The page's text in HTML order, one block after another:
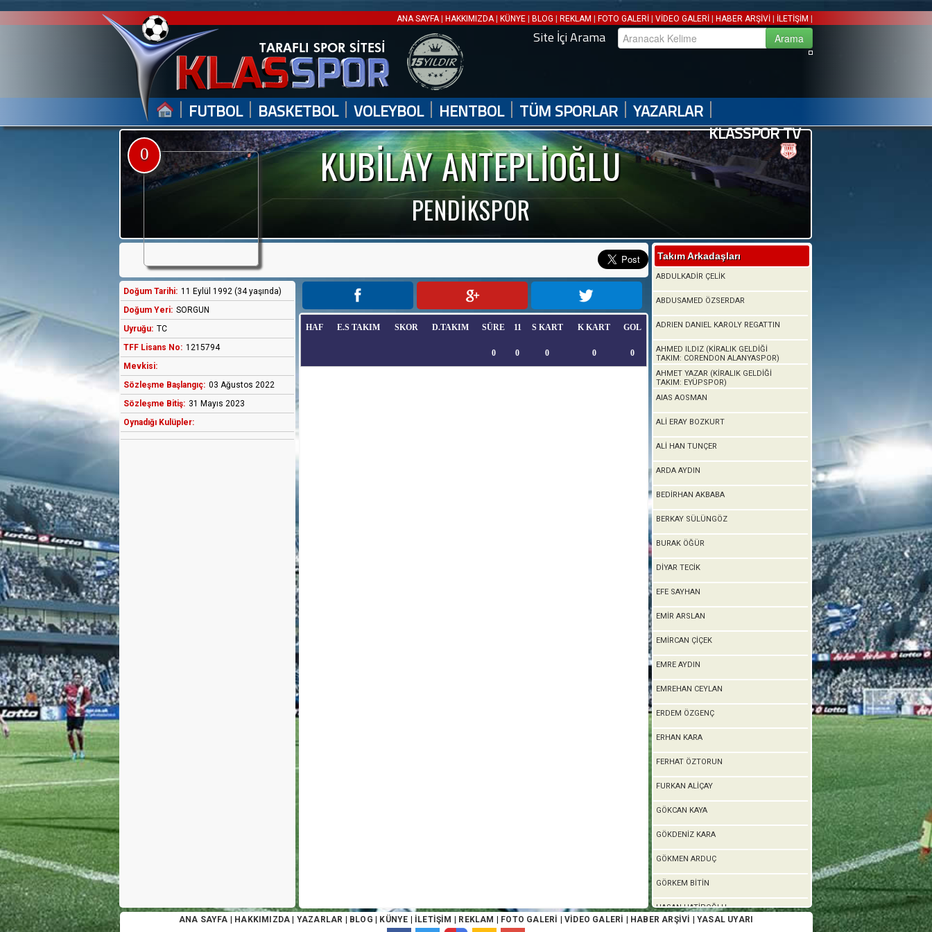
ANA SAYFA| HAKKIMIZDA| KÜNYE | BLOG | REKLAM | FOTO GALERİ | VİDEO GALERİ | HABER ARŞİVİ | İLETİŞİM |
Site İçi Arama
| FUTBOL | BASKETBOL | VOLEYBOL | HENTBOL | TÜM SPORLAR | YAZARLAR |
KLASSPOR TV
KUBİLAY ANTEPLİOĞLU
PENDİKSPOR
0
Doğum Tarihi: 11 Eylül 1992 (34 yaşında)
Doğum Yeri: SORGUN
Uyruğu: TC
TFF Lisans No: 1215794
Mevkisi:
Sözleşme Başlangıç: 03 Ağustos 2022
Sözleşme Bitiş: 31 Mayıs 2023
Oynadığı Kulüpler:
HAF E.S TAKIM SKOR D.TAKIM SÜRE 11 S KART K KART GOL
0 0 0 0 0
Takım Arkadaşları
ABDULKADİR ÇELİK
ABDUSAMED ÖZSERDAR
ADRIEN DANIEL KAROLY REGATTIN
AHMED ILDIZ (KİRALIK GELDİĞİ
TAKIM: CORENDON ALANYASPOR)
AHMET YAZAR (KİRALIK GELDİĞİ
TAKIM: EYÜPSPOR)
AIAS AOSMAN
ALİ ERAY BOZKURT
ALİ HAN TUNÇER
ARDA AYDIN
BEDİRHAN AKBABA
BERKAY SÜLÜNGÖZ
BURAK ÖĞÜR
DİYAR TECİK
EFE SAYHAN
EMİR ARSLAN
EMİRCAN ÇİÇEK
EMRE AYDIN
EMREHAN CEYLAN
ERDEM ÖZGENÇ
ERHAN KARA
FERHAT ÖZTORUN
FURKAN ALİÇAY
GÖKCAN KAYA
GÖKDENİZ KARA
GÖKMEN ARDUÇ
GÖRKEM BİTİN
HASAN HATİPOĞLU
ANA SAYFA HAKKIMIZDA YAZARLAR BLOG KÜNYE İLETİŞİM REKLAM FOTO GALERİ VİDEO GALERİ HABER ARŞİVİ YASAL UYARI